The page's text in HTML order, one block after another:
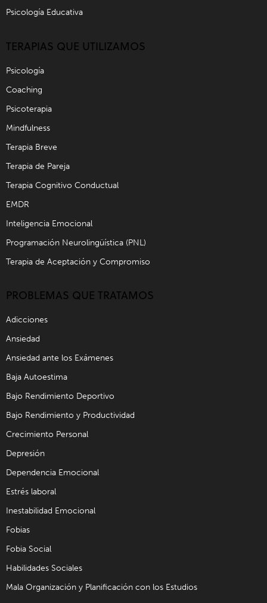
Psicología Educativa
TERAPIAS QUE UTILIZAMOS
Psicología
Coaching
Psicoterapia
Mindfulness
Terapia Breve
Terapia de Pareja
Terapia Cognitivo Conductual
EMDR
Inteligencia Emocional
Programación Neurolingüística (PNL)
Terapia de Aceptación y Compromiso
PROBLEMAS QUE TRATAMOS
Adicciones
Ansiedad
Ansiedad ante los Exámenes
Baja Autoestima
Bajo Rendimiento Deportivo
Bajo Rendimiento y Productividad
Crecimiento Personal
Depresión
Dependencia Emocional
Estrés laboral
Inestabilidad Emocional
Fobias
Fobia Social
Habilidades Sociales
Mala Organización y Planificación con los Estudios